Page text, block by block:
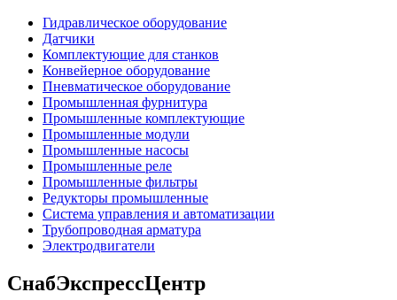
Гидравлическое оборудование
Датчики
Комплектующие для станков
Конвейерное оборудование
Пневматическое оборудование
Промышленная фурнитура
Промышленные комплектующие
Промышленные модули
Промышленные насосы
Промышленные реле
Промышленные фильтры
Редукторы промышленные
Система управления и автоматизации
Трубопроводная арматура
Электродвигатели
СнабЭкспрессЦентр